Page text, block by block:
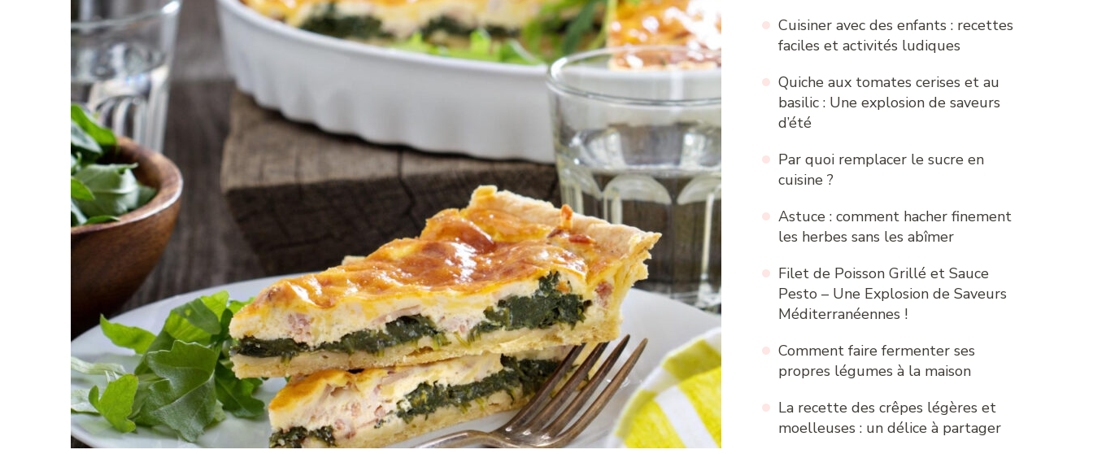
Cuisiner avec des enfants : recettes
faciles et activités ludiques
Quiche aux tomates cerises et au
basilic : Une explosion de saveurs
d’été
Par quoi remplacer le sucre en
cuisine ?
Astuce : comment hacher finement
les herbes sans les abîmer
Filet de Poisson Grillé et Sauce
Pesto – Une Explosion de Saveurs
Méditerranéennes !
Comment faire fermenter ses
propres légumes à la maison
La recette des crêpes légères et
moelleuses : un délice à partager